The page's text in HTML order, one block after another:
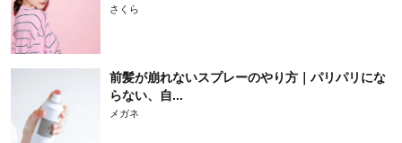
さくら
前髪が崩れないスプレーのやり方｜パリパリにな
らない、自...
メガネ